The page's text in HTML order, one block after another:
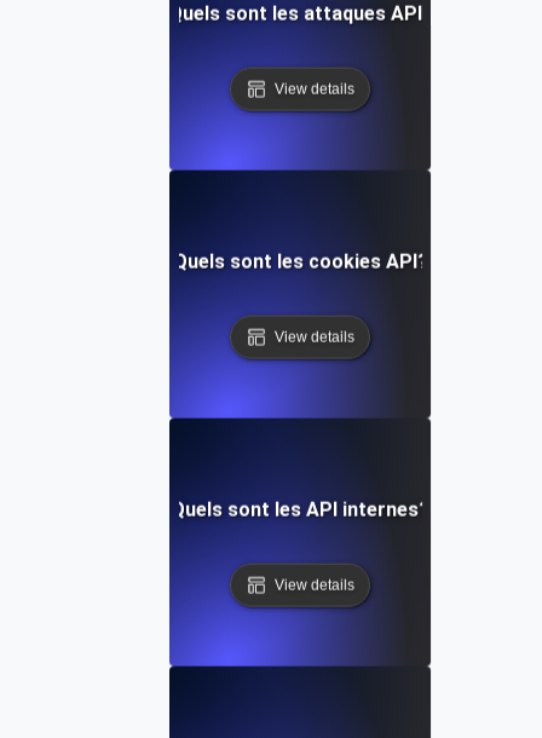
Quels sont les attaques API?
View details
Quels sont les cookies API?
View details
Quels sont les API internes?
View details